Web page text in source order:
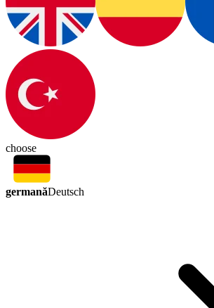
choose
germanăDeutsch